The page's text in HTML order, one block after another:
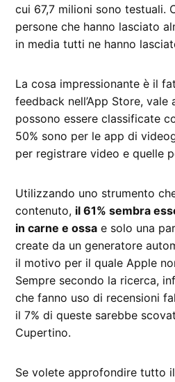
cui 67,7 milioni sono testuali.
persone che hanno lasciato
in media tutti ne hanno
La cosa impressionante è il
feedback nell’App Store,
possono essere classificate
50% sono per le app di
per registrare video e quelle
Utilizzando uno strumento
contenuto, il 61% sembra
in carne e ossa e solo una
create da un generatore
il motivo per il quale Apple
Sempre secondo la ricerca,
che fanno uso di recensioni
il 7% di queste sarebbe
Cupertino.
Se volete approfondire tutto